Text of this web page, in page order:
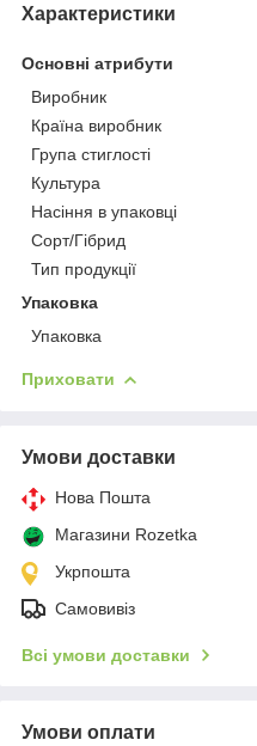
Характеристики
Основні атрибути
Виробник
Країна виробник
Група стиглості
Культура
Насіння в упаковці
Сорт/Гібрид
Тип продукції
Упаковка
Упаковка
Приховати
Умови доставки
Нова Пошта
Магазини Rozetka
Укрпошта
Самовивіз
Всі умови доставки
Умови оплати